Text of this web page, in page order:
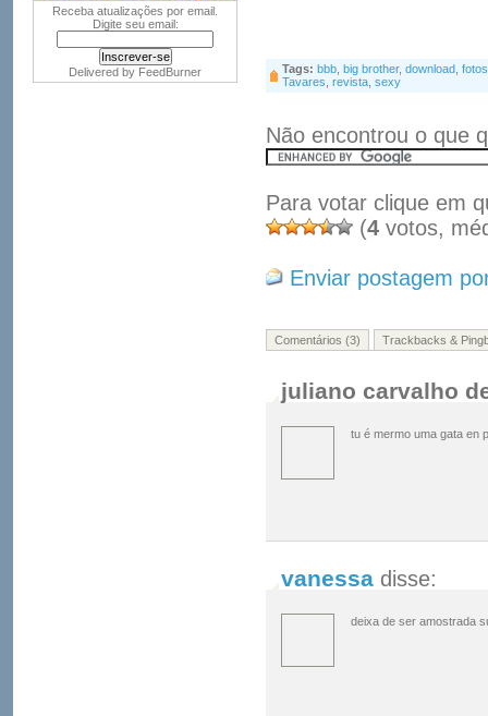
Receba atualizações por email.
Digite seu email:
Delivered by FeedBurner Tags: bbb big brother, download fotos
Tavares revista sexy
Não encontrou o que
Para votar clique em
(4 votos,
Enviar postagem
Comentários (3) Trackbacks &
juliano carvalho
tu é mermo uma gata en
vanessa disse:
deixa de ser amostrada